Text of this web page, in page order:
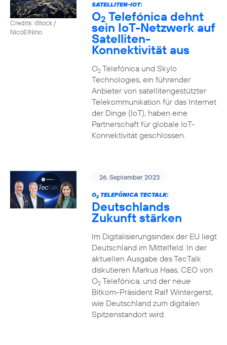
Credits: iStock /
NicoElNino
SATELLITEN-IOT:
O2 Telefónica dehnt
sein IoT-Netzwerk auf
Satelliten-
Konnektivität aus
O2Telefónica und Skylo
Technologies, ein führender
Anbieter von satellitengestützter
Telekommunikation für das Internet
der Dinge (IoT), haben eine
Partnerschaft für globale IoT-
Konnektivität geschlossen.
26. September 2023
O2TELEFÓNICA TECTALK:
Deutschlands
Zukunft stärken
Im Digitalisierungsindex der EU liegt
Deutschland im Mittelfeld. In der
aktuellen Ausgabe des TecTalk
diskutieren Markus Haas, CEO von
O2Telefónica, und der neue
Bitkom-Präsident Ralf Wintergerst,
wie Deutschland zum digitalen
Spitzenstandort wird.